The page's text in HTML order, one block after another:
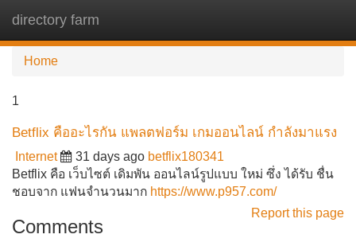
directory farm
Home
1
Betflix คืออะไรกัน แพลตฟอร์ม เกมออนไลน์ กำลังมาแรง
Internet 31 days ago betflix180341
Betflix คือ เว็บไซต์ เดิมพัน ออนไลน์รูปแบบ ใหม่ ซึ่ง ได้รับ ชื่น
ชอบจาก แฟนจำนวนมาก https://www.p957.com/
Report this page
Comments